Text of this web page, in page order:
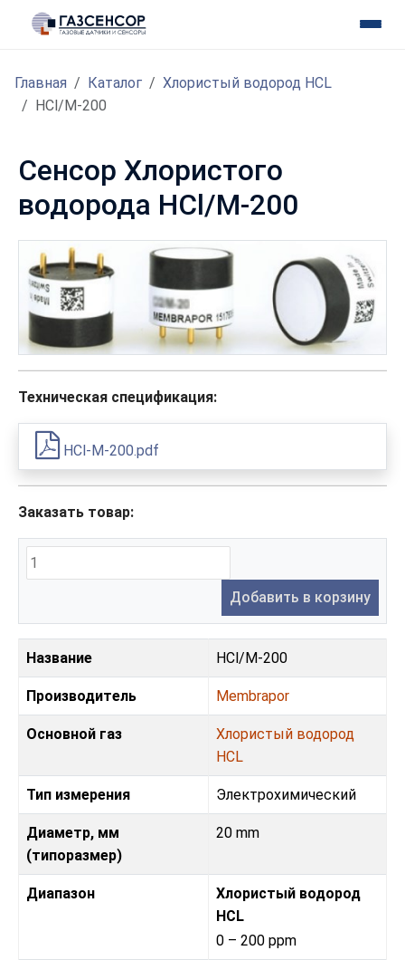
Главная Каталог
Хлористый водород HCL
HCl/M-200
Сенсор Хлористого
водорода HCl/M-200
Техническая спецификация:
HCl-M-200.pdf
Заказать товар:
Добавить в корзину
Название HCl/M-200
Производитель Membrapor
Основной газ
Хлористый водород
HCL
Тип измерения Электрохимический
Диаметр, мм
(типоразмер)
20 mm
Диапазон
Хлористый водород
HCL
0 – 200 ppm